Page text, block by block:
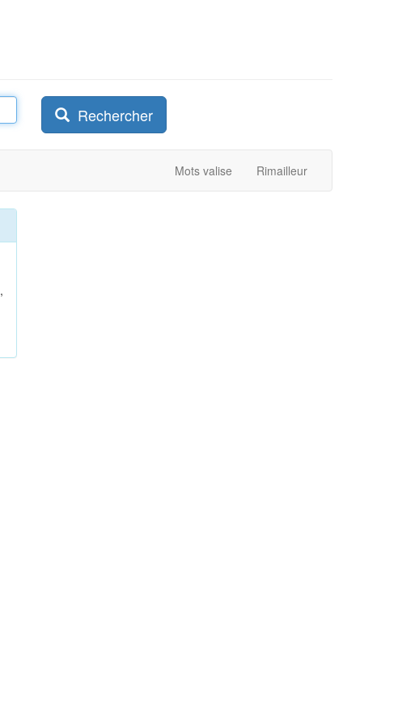
Rechercher
Mots valise Rimailleur
,